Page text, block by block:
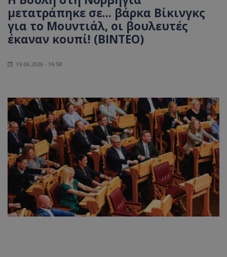
μετατράπηκε σε... βάρκα Βίκινγκς
για το Μουντιάλ, οι βουλευτές
έκαναν κουπί! (ΒΙΝΤΕΟ)
19.06.2026 - 16:58